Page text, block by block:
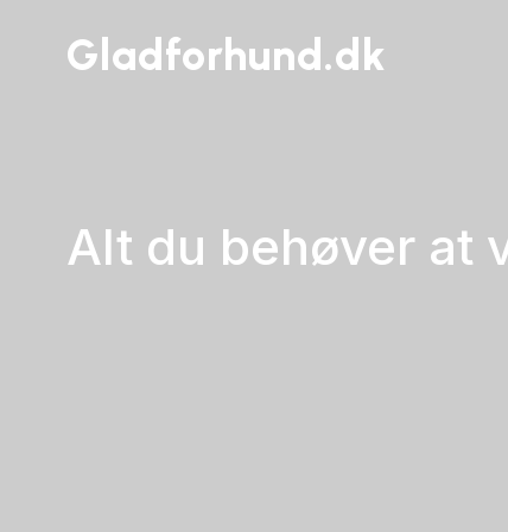
Gladforhund.dk
Alt du behøver at